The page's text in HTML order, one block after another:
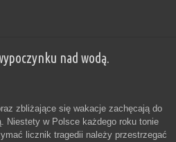
nad wodą.
zbliżające się wakacje zachęcają do
Niestety w Polsce każdego roku tonie
licznik tragedii należy przestrzegać